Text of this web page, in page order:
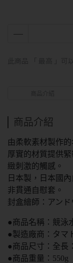
商品介紹
由柔軟素材製作
厚實的材質提供
緻刺激的觸感。
日本製，日本國
非貫通自慰套。
封盒繪師：アンド
●商品名稱：競泳
●製造廠商：タマ
●商品尺寸：全長
●商品重量：550g